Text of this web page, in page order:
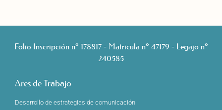
Folio Inscripción nº 178817 - Matricula nº 47179 - Legajo nº
240585
Ares de Trabajo
Desarrollo de estrategias de comunicación